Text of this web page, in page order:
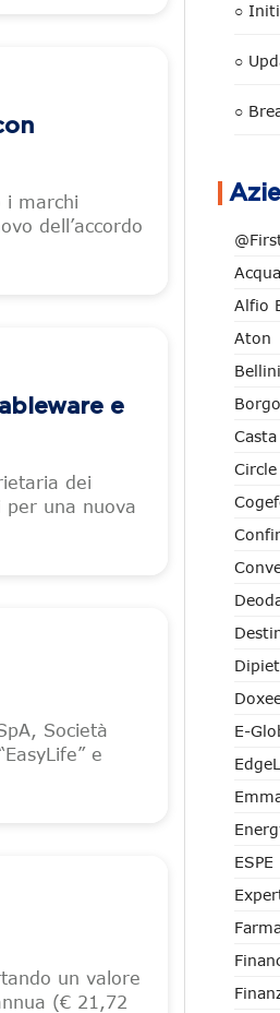
i marchi
dell’accordo
e
dei
per una nuova
Società
e
un valore
(€ 21,72
○
○
○
Alfio
Aton
Circle
E-
ESPE